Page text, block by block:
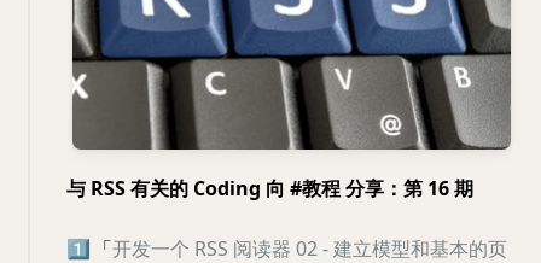
与 RSS 有关的 Coding 向 #教程 分享：第 16 期
1️⃣ 「开发一个 RSS 阅读器 02 - 建立模型和基本的页